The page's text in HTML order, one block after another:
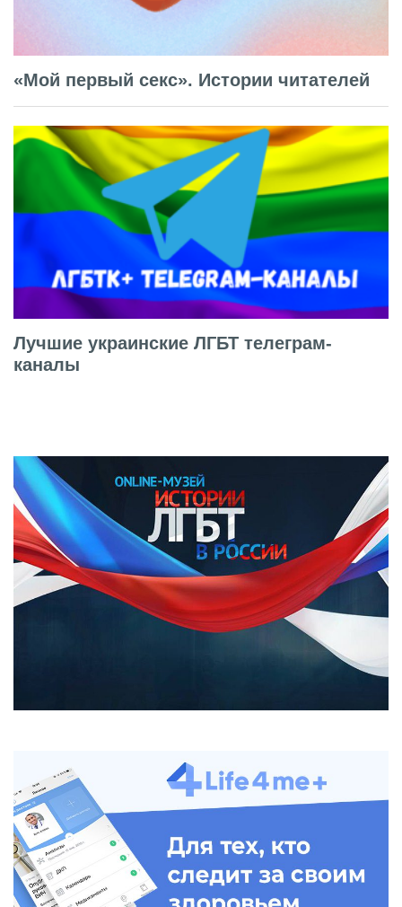
«Мой первый секс». Истории читателей
Лучшие украинские ЛГБТ телеграм-
каналы